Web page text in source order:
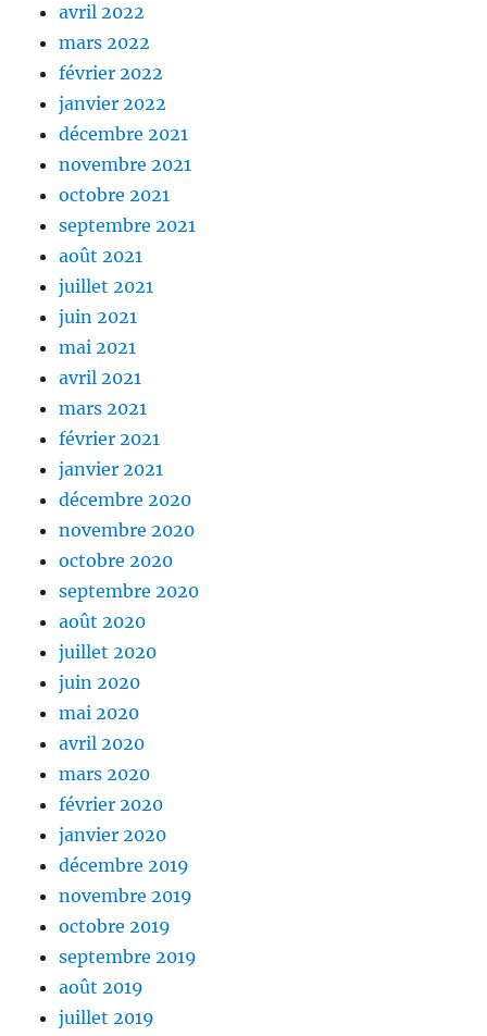
avril 2022
mars 2022
février 2022
janvier 2022
décembre 2021
novembre 2021
octobre 2021
septembre 2021
août 2021
juillet 2021
juin 2021
mai 2021
avril 2021
mars 2021
février 2021
janvier 2021
décembre 2020
novembre 2020
octobre 2020
septembre 2020
août 2020
juillet 2020
juin 2020
mai 2020
avril 2020
mars 2020
février 2020
janvier 2020
décembre 2019
novembre 2019
octobre 2019
septembre 2019
août 2019
juillet 2019